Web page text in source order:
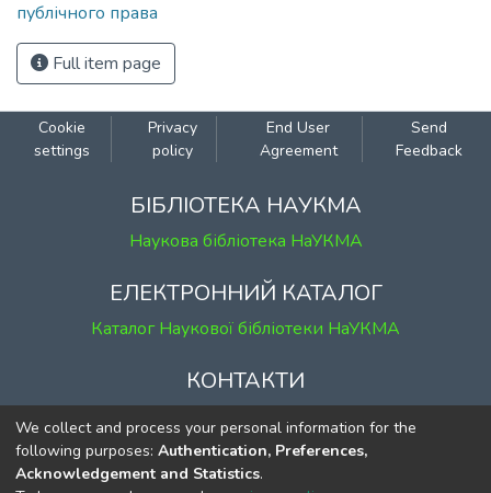
публічного права
Full item page
Cookie
settings
Privacy
policy
End User
Agreement
Send
Feedback
БІБЛІОТЕКА НАУКМА
Наукова бібліотека НаУКМА
ЕЛЕКТРОННИЙ КАТАЛОГ
Каталог Наукової бібліотеки НаУКМА
КОНТАКТИ
м. Київ, вул. Григорія Сковороди, 2
к. 1, к. 120
тел. (044) 463-69-31
We collect and process your personal information for the
following purposes: Authentication, Preferences,
Acknowledgement and Statistics.